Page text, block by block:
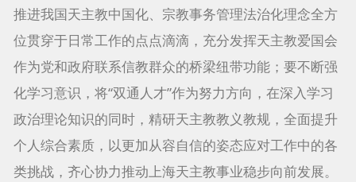
推进我国天主教中国化、宗教事务管理法治化理念全方
位贯穿于日常工作的点点滴滴，充分发挥天主教爱国会
作为党和政府联系信教群众的桥梁纽带功能；要不断强
化学习意识，将“双通人才”作为努力方向，在深入学习
政治理论知识的同时，精研天主教教义教规，全面提升
个人综合素质，以更加从容自信的姿态应对工作中的各
类挑战，齐心协力推动上海天主教事业稳步向前发展。